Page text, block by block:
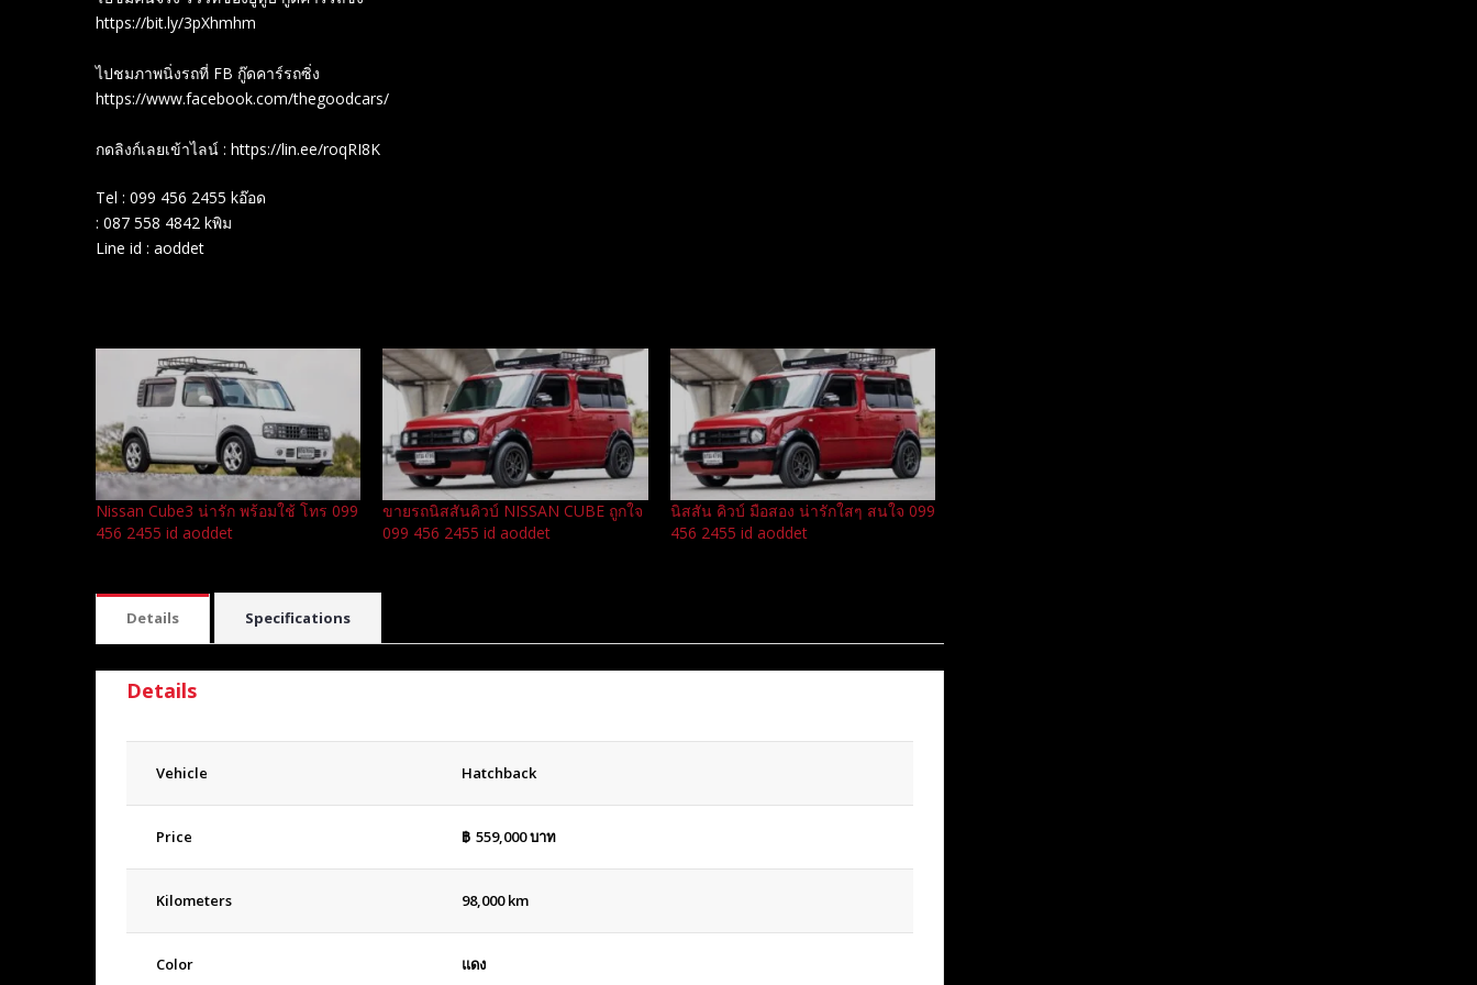
https://bit.ly/3pXhmhm​
ไปชมภาพนิ่งรถที่ FB กู๊ดคาร์รถซิ่ง
https://www.facebook.com/thegoodcars/
กดลิงก์เลยเข้าไลน์ : https://lin.ee/roqRI8K
Tel : 099 456 2455 kอ๊อด
: 087 558 4842 kพิม
Line id : aoddet
Nissan Cube3 น่ารัก พร้อมใช้ โทร 099
456 2455 id aoddet
ขายรถนิสสันคิวบ์ NISSAN CUBE ถูกใจ
099 456 2455 id aoddet
นิสสัน คิวบ์ มือสอง น่ารักใสๆ สนใจ 099
456 2455 id aoddet
Details Specifications
Details
Vehicle Hatchback
Price ฿ 559,000บาท
Kilometers 98,000 km
Color แดง